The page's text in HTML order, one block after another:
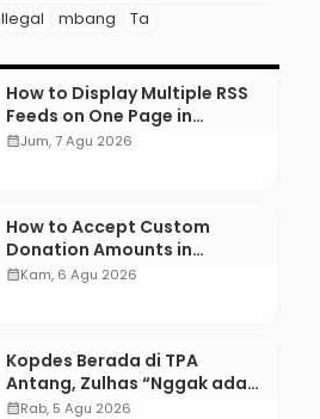
Ilegal mbang Ta
How to Display Multiple RSS
Feeds on One Page in
WordPress
calendar_monthJum, 7 Agu 2026
How to Accept Custom
Donation Amounts in
WordPress with Stripe
calendar_monthKam, 6 Agu 2026
Kopdes Berada di TPA
Antang, Zulhas “Nggak ada
Lahan!”
calendar_monthRab, 5 Agu 2026